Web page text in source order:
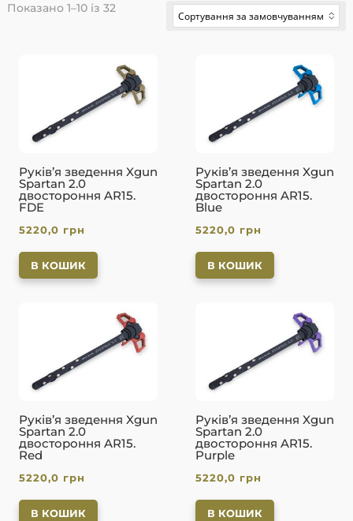
Показано 1–10 із 32
Сортування за замовчуванням
Руків’я зведення Xgun
Spartan 2.0
двостороння AR15.
FDE
5220,0 грн
В КОШИК
Руків’я зведення Xgun
Spartan 2.0
двостороння AR15.
Blue
5220,0 грн
В КОШИК
Руків’я зведення Xgun
Spartan 2.0
двостороння AR15.
Red
5220,0 грн
В КОШИК
Руків’я зведення Xgun
Spartan 2.0
двостороння AR15.
Purple
5220,0 грн
В КОШИК